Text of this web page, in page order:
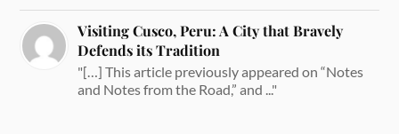
Visiting Cusco, Peru: A City that Bravely
Defends its Tradition
"[…] This article previously appeared on “Notes
and Notes from the Road,” and ..."